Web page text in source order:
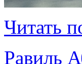
Читать
Равиль